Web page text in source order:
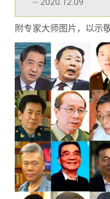
附专家大师图片，以示敬